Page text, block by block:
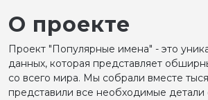
О проекте
Проект "Популярные имена" - это
данных, которая представляет
со всего мира. Мы собрали вместе
представили все необходимые